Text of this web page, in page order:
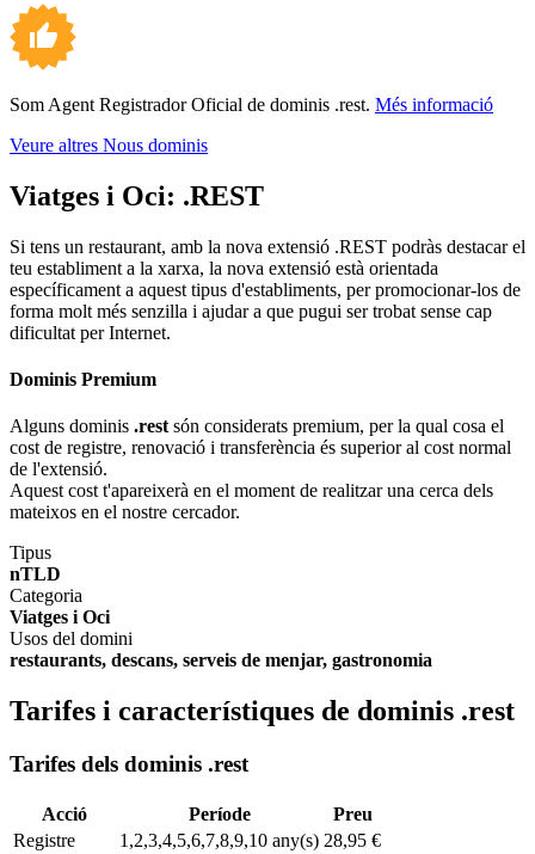
Som Agent Registrador Oficial de dominis .rest. Més informació
Veure altres Nous dominis
Viatges i Oci: .REST
Si tens un restaurant, amb la nova extensió .REST podràs destacar el
teu establiment a la xarxa, la nova extensió està orientada
específicament a aquest tipus d'establiments, per promocionar-los de
forma molt més senzilla i ajudar a que pugui ser trobat sense cap
dificultat per Internet.
Dominis Premium
Alguns dominis .rest són considerats premium, per la qual cosa el
cost de registre, renovació i transferència és superior al cost normal
de l'extensió.
Aquest cost t'apareixerà en el moment de realitzar una cerca dels
mateixos en el nostre cercador.
Tipus
nTLD
Categoria
Viatges i Oci
Usos del domini
restaurants, descans, serveis de menjar, gastronomia
Tarifes i característiques de dominis .rest
Tarifes dels dominis .rest
Acció Període
Preu
Registre
1,2,3,4,5,6,7,8,9,10 any(s) 28,95 €